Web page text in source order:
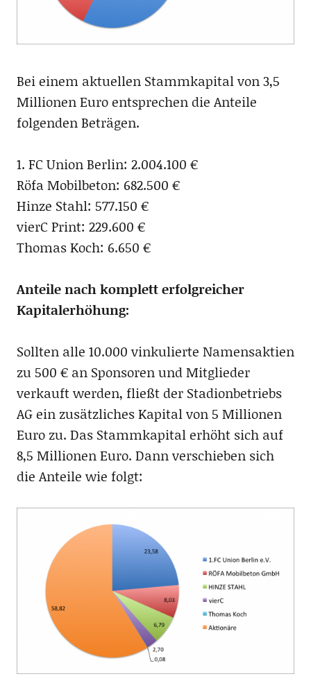
Bei einem aktuellen Stammkapital von 3,5
Millionen Euro entsprechen die Anteile
folgenden Beträgen.
1. FC Union Berlin: 2.004.100 €
Röfa Mobilbeton: 682.500 €
Hinze Stahl: 577.150 €
vierC Print: 229.600 €
Thomas Koch: 6.650 €
Anteile nach komplett erfolgreicher
Kapitalerhöhung:
Sollten alle 10.000 vinkulierte Namensaktien
zu 500 € an Sponsoren und Mitglieder
verkauft werden, fließt der Stadionbetriebs
AG ein zusätzliches Kapital von 5 Millionen
Euro zu. Das Stammkapital erhöht sich auf
8,5 Millionen Euro. Dann verschieben sich
die Anteile wie folgt: